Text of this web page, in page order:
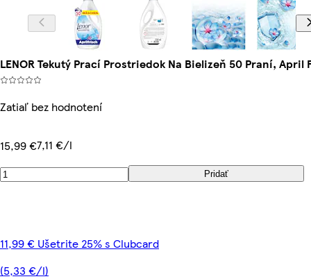
LENOR Tekutý Prací Prostriedok Na Bielizeň 50 Praní, April
Zatiaľ bez hodnotení
15,99 €7,11 €/l
Pridať
11,99 € Ušetrite 25% s Clubcard
(5,33 €/l)